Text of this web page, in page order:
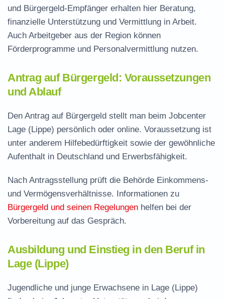
und Bürgergeld-Empfänger erhalten hier Beratung,
finanzielle Unterstützung und Vermittlung in Arbeit.
Auch Arbeitgeber aus der Region können
Förderprogramme und Personalvermittlung nutzen.
Antrag auf Bürgergeld: Voraussetzungen
und Ablauf
Den Antrag auf Bürgergeld stellt man beim Jobcenter
Lage (Lippe) persönlich oder online. Voraussetzung ist
unter anderem Hilfebedürftigkeit sowie der gewöhnliche
Aufenthalt in Deutschland und Erwerbsfähigkeit.
Nach Antragsstellung prüft die Behörde Einkommens-
und Vermögensverhältnisse. Informationen zu
Bürgergeld und seinen Regelungen helfen bei der
Vorbereitung auf das Gespräch.
Ausbildung und Einstieg in den Beruf in
Lage (Lippe)
Jugendliche und junge Erwachsene in Lage (Lippe)